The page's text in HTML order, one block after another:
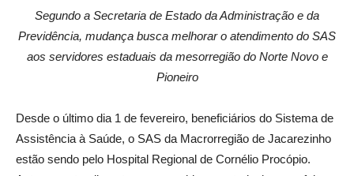
Segundo a Secretaria de Estado da Administração e da
Previdência, mudança busca melhorar o atendimento do SAS
aos servidores estaduais da mesorregião do Norte Novo e
Pioneiro
Desde o último dia 1 de fevereiro, beneficiários do Sistema de
Assistência à Saúde, o SAS da Macrorregião de Jacarezinho
estão sendo pelo Hospital Regional de Cornélio Procópio.